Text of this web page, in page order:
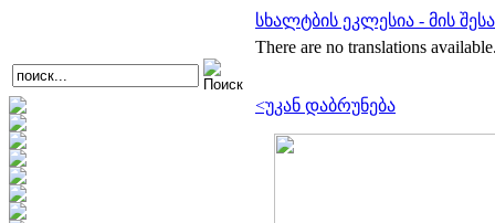
სხალტბის ეკლესია - მის
There are no translations
<უკან დაბრუნება